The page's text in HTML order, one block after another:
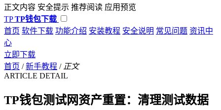
正文内容 安全提示 推荐阅读 应用预览
TP TP钱包下载
首页 软件下载 功能介绍 安装教程 安全说明 常见问题 资讯中
心
立即下载
首页 / 新手教程 / 正文
ARTICLE DETAIL
TP钱包测试网资产重置：清理测试数据